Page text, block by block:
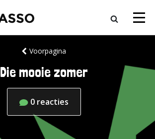
Voorpagina
Die mooie zomer
0 reacties